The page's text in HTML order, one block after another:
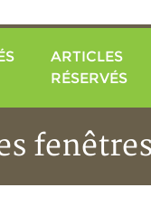
ARTICLES
RÉSERVÉS
fenêtres